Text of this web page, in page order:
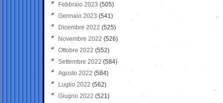
Febbraio 2023 (505)
Gennaio 2023 (541)
Dicembre 2022 (525)
Novembre 2022 (526)
Ottobre 2022 (552)
Settembre 2022 (584)
Agosto 2022 (584)
Luglio 2022 (562)
Giugno 2022 (521)